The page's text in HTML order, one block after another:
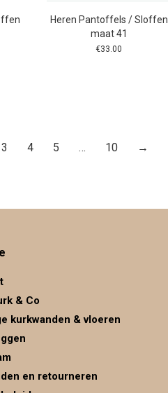
Heren Pantoffels / Sloffen
maat 41
€33.00
3 4 5 … 10 →
& Co
kurkwanden & vloeren
en retourneren